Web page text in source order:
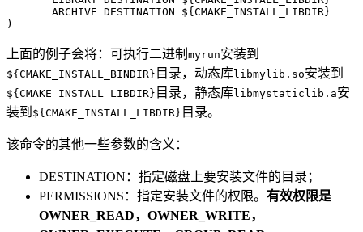
       ARCHIVE DESTINATION ${CMAKE_INSTALL_LIBDIR}
上面的例子会将：可执行二进制 myrun安装到
${CMAKE_INSTALL_BINDIR} 目录，动态库libmylib.so安装到
${CMAKE_INSTALL_LIBDIR} 目录，静态库libmystaticlib.a安
装到 ${CMAKE_INSTALL_LIBDIR} 目录。
该命令的其他一些参数的含义：
DESTINATION：指定磁盘上要安装文件的目录；
PERMISSIONS：指定安装文件的权限。 有效权限是
OWNER_READ，OWNER_WRITE，